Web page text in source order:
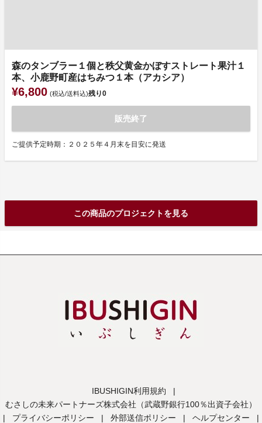
森のタンブラー１個と秩父黄金かぼすストレート果汁１
本、小鹿野町産はちみつ１本（アカシア）
¥6,800 (税込/送料込)残り0
販売終了
ご提供予定時期：２０２５年４月末を目安に発送
この商品のプロジェクトを見る
IBUSHIGIN利用規約
|
むさしの未来パートナーズ株式会社（武蔵野銀行100％出資子会社）
|
プライバシーポリシー | 外部送信ポリシー | ヘルプセンター |